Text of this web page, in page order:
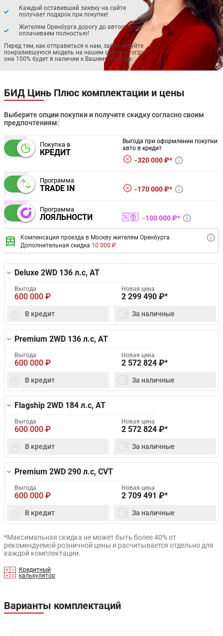
Каждый оставивший заявку на сайте
получает подарок при покупке!
Жителям Оренбурга дорогу до автосалона
оплачиваем полностью!
Перед тем, как отправиться к нам, забронируйте
понравившуюся модель на нашем сайте, и тогда
она 100% будет в наличии к Вашему приезду.
БИД Цинь Плюс комплектации и цены
Выберите опции покупки и получите скидку согласно своим
предпочтениям:
Покупка в
КРЕДИТ
Выгода при оформлении покупки
авто в кредит
320 000 ₽*
Программа
TRADE IN 170 000 ₽*
Программа
ЛОЯЛЬНОСТИ 100 000 ₽*
Компенсация проезда в Москву жителям Оренбурга.
Дополнительная скидка 10 000 ₽
Deluxe 2WD 136 л.с, AT
Выгода
600 000 ₽
Новая цена
2 299 490 ₽*
В кредит За наличные
Premium 2WD 136 л.с, AT
Выгода
600 000 ₽
Новая цена
2 572 824 ₽*
В кредит За наличные
Flagship 2WD 184 л.с, AT
Выгода
600 000 ₽
Новая цена
2 572 824 ₽*
В кредит За наличные
Premium 2WD 290 л.с, CVT
Выгода
600 000 ₽
Новая цена
2 709 491 ₽*
В кредит За наличные
*Максимальная скидка не может быть более 40% от
рекомендуемой розничной цены и расчитывается отдельно для
каждой комплектации.
Кредитный
калькулятор
Варианты комплектаций